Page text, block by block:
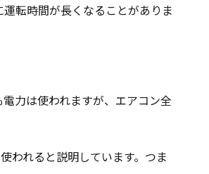
転時間が長くなることがありま
力は使われますが、エアコン全
われると説明しています。つま